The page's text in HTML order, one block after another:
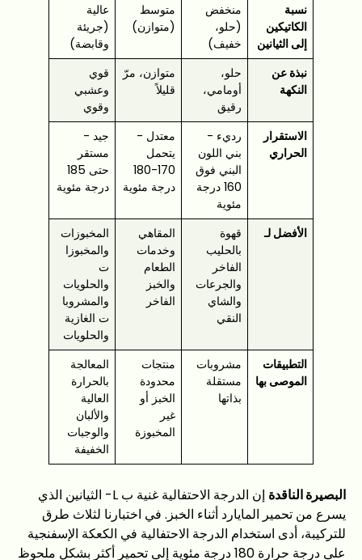
نسبة
الكاتيكين
إلى الثيانين
منخفض
(حلو،
خفيف)
متوسط
(متوازن)
عالية
(جريئة
وقابضة)
نبذة عن
النكهة
حلو،
أومامي،
رقيق
متوازن، مرّ
قليلاً
قوي
وعشبي
وقوي
الاستقرار
الحراري
رديء -
بني اللون
البني فوق
160 درجة
مئوية
معتدل -
يتحمل
170-180
درجة مئوية
جيد -
مستقر
حتى 185
درجة مئوية
الأفضل لـ
قهوة
بالحليب
الفاخر
والجرعات
والشاي
النقي
المقاهي
وخدمات
الطعام
والخبز
الفاخر
المخبوزات
والمخبوزا
ت
والحلويات
والمشروبا
ت الغازية
والحلويات
التطبيقات
الموصى بها
مشروبات
مستقلة
بذاتها
منتجات
محدودة
الخبز أو
غير
المخبوزة
المعالجة
بالحرارة
العالية
والألبان
والوجبات
الخفيفة
البصيرة الناقدة
إن الدرجة الاحتفالية غنية ب L- الثيانين الذي
يسرع من تحمير المايارد أثناء الخبز. في اختبارنا لثلاث طرق
للتركيبة، أدى استخدام الدرجة الاحتفالية في الكعكة الإسفنجية
على درجة حرارة 180 درجة مئوية إلى تحمير أكثر بشكل ملحوظ